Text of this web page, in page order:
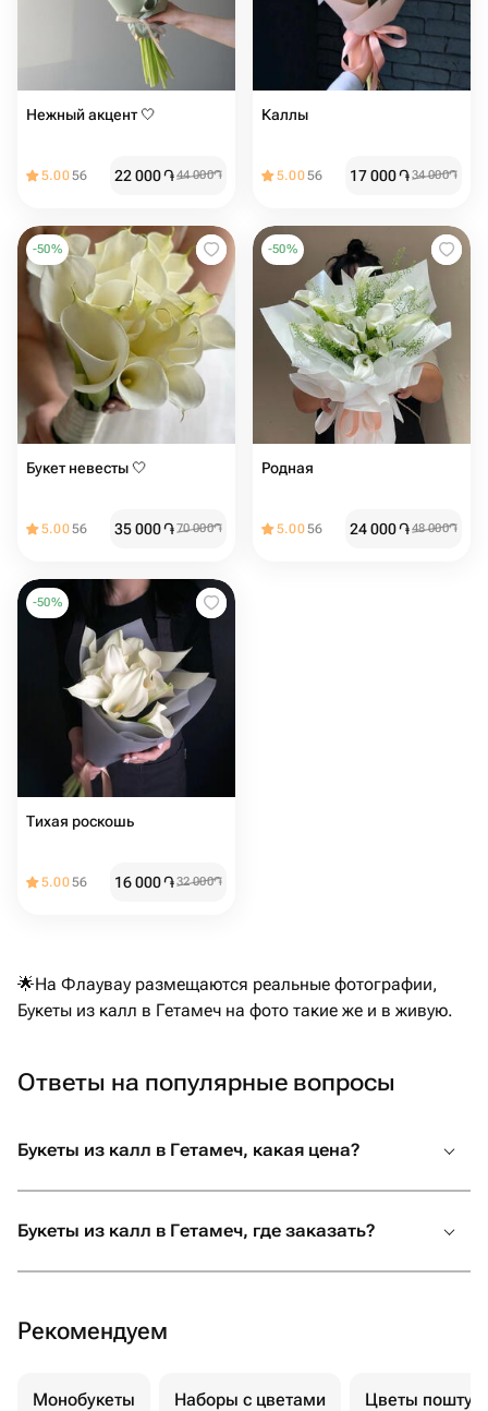
Нежный акцент 🤍
5.0056 22 000֏44 000֏
Каллы
5.0056 17 000֏34 000֏
-50%
Букет невесты 🤍
5.0056 35 000֏70 000֏
-50%
Родная
5.0056 24 000֏48 000֏
-50%
Тихая роскошь
5.0056 16 000֏32 000֏
🌟На Флаувау размещаются реальные фотографии,
Букеты из калл в Гетамеч на фото такие же и в живую.
Ответы на популярные вопросы
Букеты из калл в Гетамеч, какая цена?
Букеты из калл в Гетамеч, где заказать?
Рекомендуем
Монобукеты Наборы с цветами Цветы